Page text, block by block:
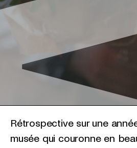
Rétrospective sur une
musée qui couronne en